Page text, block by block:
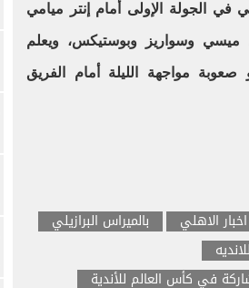
في الجولة الإولى أمام إنتر ميامي
ميسي وسواريز وبوستيكس، ويعلم
صعوبة مواجهة الليلة أمام الفريق
اخبار الاهلي
بالميراس البرازيلي
في كأس العالم للأندية